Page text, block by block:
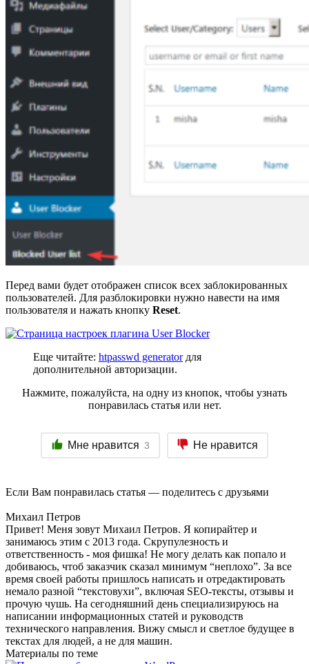
Перед вами будет отображен список всех заблокированных
пользователей. Для разблокировки нужно навести на имя
пользователя и нажать кнопку Reset.
Еще читайте: htpasswd generatorдля
дополнительной авторизации.
Нажмите, пожалуйста, на одну из кнопок, чтобы узнать
понравилась статья или нет.
Мне нравится 3 Не нравится
Если Вам понравилась статья — поделитесь с друзьями
Михаил Петров
Привет! Меня зовут Михаил Петров. Я копирайтер и
занимаюсь этим с 2013 года. Скрупулезность и
ответственность - моя фишка! Не могу делать как попало и
добиваюсь, чтоб заказчик сказал минимум “неплохо”. За все
время своей работы пришлось написать и отредактировать
немало разной “текстовухи”, включая SEO-тексты, отзывы и
прочую чушь. На сегодняшний день специализируюсь на
написании информационных статей и руководств
технического направления. Вижу смысл и светлое будущее в
текстах для людей, а не для машин.
Материалы по теме